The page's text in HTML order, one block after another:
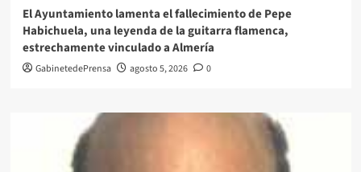
El Ayuntamiento lamenta el fallecimiento de Pepe
Habichuela, una leyenda de la guitarra flamenca,
estrechamente vinculado a Almería
GabinetedePrensa agosto 5, 2026 0